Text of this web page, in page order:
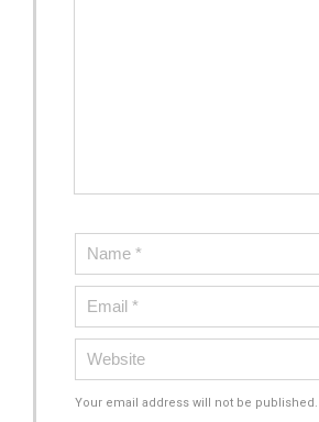
Your email address will not be published.